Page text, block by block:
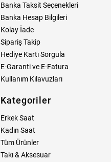
Banka Taksit Seçenekleri
Banka Hesap Bilgileri
Kolay İade
Sipariş Takip
Hediye Kartı Sorgula
E-Garanti ve E-Fatura
Kullanım Kılavuzları
Kategoriler
Erkek Saat
Kadın Saat
Tüm Ürünler
Takı & Aksesuar